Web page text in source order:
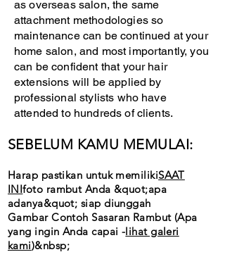
as overseas salon, the same
attachment methodologies so
maintenance can be continued at your
home salon, and most importantly, you
can be confident that your hair
extensions will be applied by
professional stylists who have
attended to hundreds of clients.
SEBELUM KAMU MEMULAI:
Harap pastikan untuk memilikiSAAT
INIfoto rambut Anda &quot;apa
adanya&quot; siap diunggah
Gambar Contoh Sasaran Rambut (Apa
yang ingin Anda capai -lihat galeri
kami)&nbsp;